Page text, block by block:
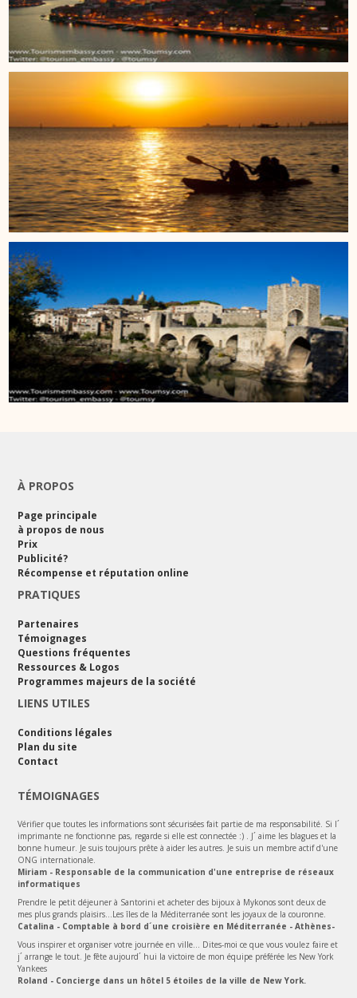
À PROPOS
Page principale
à propos de nous
Prix
Publicité?
Récompense et réputation online
PRATIQUES
Partenaires
Témoignages
Questions fréquentes
Ressources & Logos
Programmes majeurs de la société
LIENS UTILES
Conditions légales
Plan du site
Contact
TÉMOIGNAGES
Vérifier que toutes les informations sont sécurisées fait partie de ma responsabilité. Si l´
imprimante ne fonctionne pas, regarde si elle est connectée :) . J´ aime les blagues et la
bonne humeur. Je suis toujours prête à aider les autres. Je suis un membre actif d'une
ONG internationale.
Miriam - Responsable de la communication d'une entreprise de réseaux
informatiques
Prendre le petit déjeuner à Santorini et acheter des bijoux à Mykonos sont deux de
mes plus grands plaisirs...Les îles de la Méditerranée sont les joyaux de la couronne.
Catalina - Comptable à bord d´une croisière en Méditerranée - Athènes-
Vous inspirer et organiser votre journée en ville... Dites-moi ce que vous voulez faire et
j´ arrange le tout. Je fête aujourd´ hui la victoire de mon équipe préférée les New York
Yankees
Roland - Concierge dans un hôtel 5 étoiles de la ville de New York.